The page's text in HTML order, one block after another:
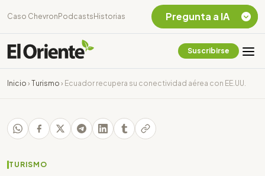
Caso Chevron Podcasts Historias
Suscribirse
Inicio › Turismo › Ecuador recupera su conectividad aérea con EE.UU.
TURISMO
Pregunta a IA
Chevron Ecuador